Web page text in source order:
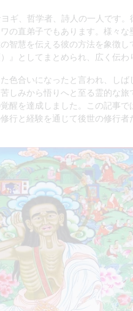
ギ、哲学者、詩人の一人です。
の直弟子でもあります。様々
智慧を伝える彼の方法を象徴
』としてまとめられ、広く伝わ
色合いになったと言われ、し
しみから悟りへと至る霊的な
醒を達成しました。この記事で
行と経験を通じて後世の修行